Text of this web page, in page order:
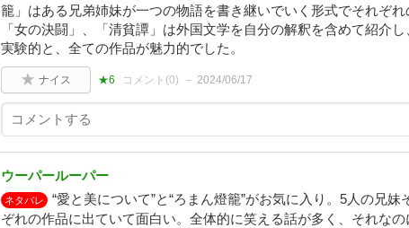
籠」はある兄弟姉妹が一つの物語を書き継いでいく形式でそれぞれ
「女の決闘」、「清貧譚」は外国文学を自分の解釈を含めて紹介
実験的と、全ての作品が魅力的でした。
ナイス ★6 コメント(0) 2024/06/17
ウーパールーパー
ネタバレ
“愛と美について”と“ろまん燈籠”がお気に入り。5人の兄
ぞれの作品に出ていて面白い。全体的に笑える話が多く、それな